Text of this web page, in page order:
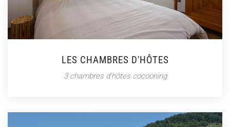
LES CHAMBRES D'HÔTES
3 chambres d'hôtes cocooning